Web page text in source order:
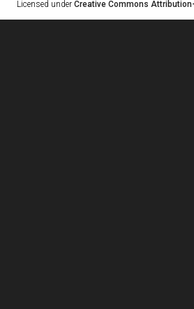
Licensed under Creative Commons